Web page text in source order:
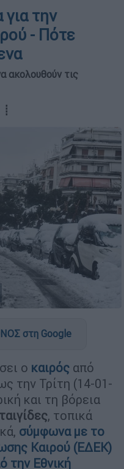
για την
- Πότε
ακολουθούν τις
στη Google
ο καιρός από
την Τρίτη (14-01-
και τη βόρεια
, τοπικά
σύμφωνα με το
Καιρού (ΕΔΕΚ)
την Εθνική